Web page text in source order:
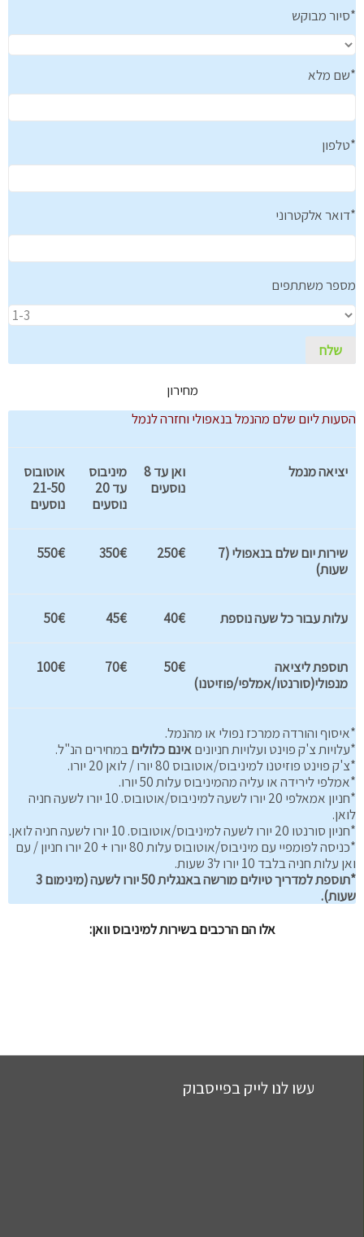
סיור מבוקש*
שם מלא*
טלפון*
דואר אלקטרוני*
מספר משתתפים
מחירון
הסעות ליום שלם מהנמל בנאפולי וחזרה לנמל
יציאה מנמל
ואן עד 8
נוסעים
מיניבוס
עד 20
נוסעים
אוטובוס
21-50
נוסעים
שירות יום שלם בנאפולי (7
שעות)
250€
350€
550€
עלות עבור כל שעה נוספת 40€
45€
50€
תוספת ליציאה
מנפולי(סורנטו/אמלפי/פוזיטנו)
50€
70€
100€
*איסוף והורדה ממרכז נפולי או מהנמל.
*עלויות צ'ק פוינט ועלויות חניוניםאינם כלוליםבמחירים הנ"ל.
*צ'ק פוינט פוזיטנו למיניבוס/אוטובוס 80 יורו / לואן 20 יורו.
*אמלפי לירידה או עליה מהמיניבוס עלות 50 יורו.
*חניון אמאלפי 20 יורו לשעה למיניבוס/אוטובוס. 10 יורו לשעה חניה
לואן.
*חניון סורנטו 20 יורו לשעה למיניבוס/אוטובוס. 10 יורו לשעה חניה לואן.
*כניסה לפומפיי עם מיניבוס/אוטובוס עלות 80 יורו + 20 יורו חניון / עם
ואן עלות חניה בלבד 10 יורו ל3 שעות.
*תוספת למדריך טיולים מורשה באנגלית 50 יורו לשעה (מינימום 3
שעות).
אלו הם הרכבים בשירות למיניבוס וואן:
עשו לנו לייק בפייסבוק